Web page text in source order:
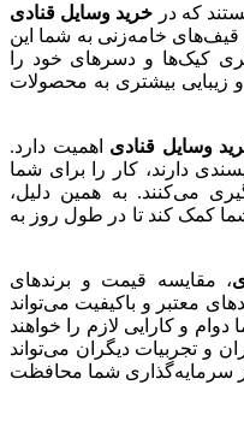
که در خرید وسایل قنادی
قیف‌های خامه‌زنی به شما این
کیک‌ها و دسرهای خود را
و زیبایی بیشتری به محصولات
وسایل قنادی اهمیت دارد.
دارند، کار را برای شما
می‌کنند. به همین دلیل،
کمک کند تا در طول روز به
، مقایسه قیمت و برندهای
معتبر و باکیفیت می‌تواند
و کارایی لازم را خواهند
و تجربیات دیگران می‌تواند
سرمایه‌گذاری شما محافظت